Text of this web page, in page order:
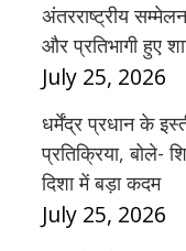
अंतरराष्ट्रीय
और प्रतिभागी हुए
July 25, 2026
धर्मेंद्र प्रधान के
प्रतिक्रिया, बोले-
दिशा में बड़ा कदम
July 25, 2026